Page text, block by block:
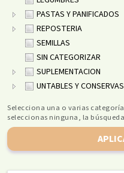
PASTAS Y PANIFICADOS
REPOSTERIA
SEMILLAS
SIN CATEGORIZAR
SUPLEMENTACION
UNTABLES Y CONSERVAS
Selecciona una o varias
seleccionas ninguna, la